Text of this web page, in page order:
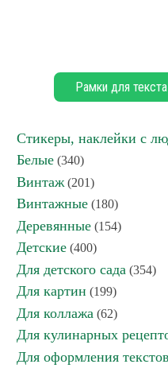
Рамки для
Стикеры, наклейки с
Белые (340)
Винтаж (201)
Винтажные (180)
Деревянные (154)
Детские (400)
Для детского сада (354)
Для картин (199)
Для коллажа (62)
Для кулинарных
Для оформления